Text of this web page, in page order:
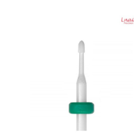
Cut, rivestimento DLC e
AL 14,6 mm. Ideale per
rimozione efficace di gel